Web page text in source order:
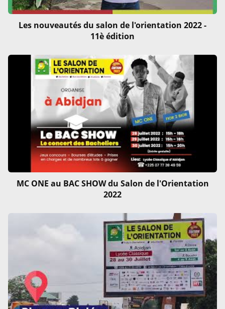
Les nouveautés du salon de l'orientation 2022 -
11è édition
MC ONE au BAC SHOW du Salon de l'Orientation
2022